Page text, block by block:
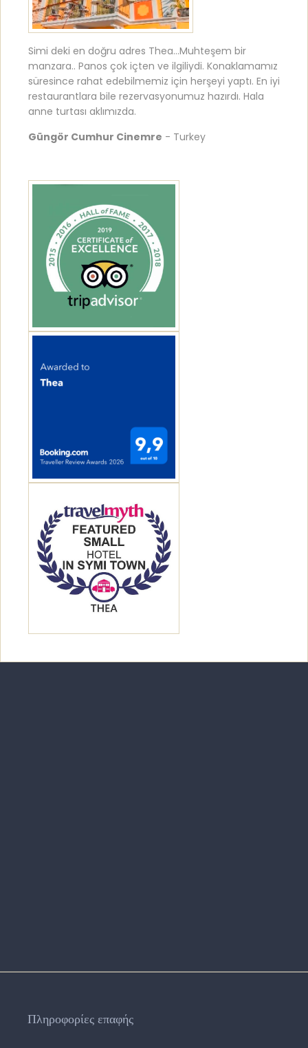
Simi deki en doğru adres Thea…Muhteşem bir
manzara.. Panos çok içten ve ilgiliydi. Konaklamamız
süresince rahat edebilmemiz için herşeyi yaptı. En iyi
restaurantlara bile rezervasyonumuz hazırdı. Hala
anne turtası aklımızda.
Güngör Cumhur Cinemre - Turkey
Πληροφορίες επαφής